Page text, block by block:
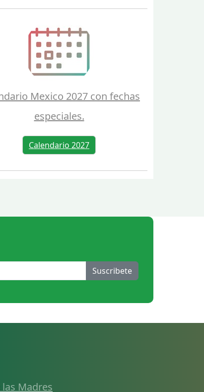
Mexico 2027 con fechas
especiales.
Calendario 2027
Suscribete
las Madres